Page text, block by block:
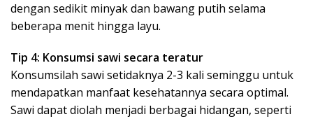
dengan sedikit minyak dan bawang putih selama
beberapa menit hingga layu.
Tip 4: Konsumsi sawi secara teratur
Konsumsilah sawi setidaknya 2-3 kali seminggu untuk
mendapatkan manfaat kesehatannya secara optimal.
Sawi dapat diolah menjadi berbagai hidangan, seperti